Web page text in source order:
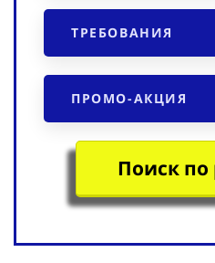
ТРЕБОВАНИЯ
ПРОМО-АКЦИЯ
Поиск